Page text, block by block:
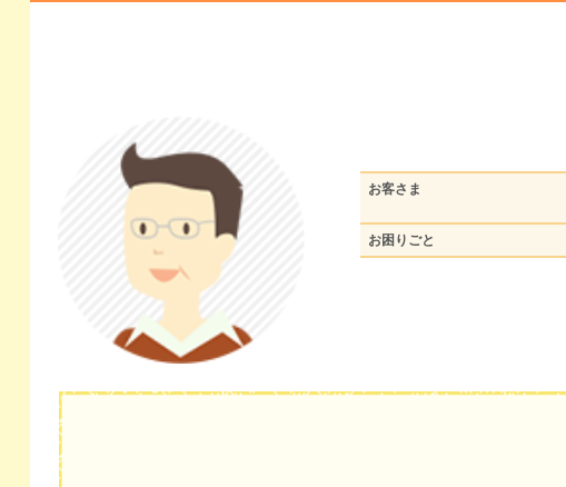
お客さま
お困りごと